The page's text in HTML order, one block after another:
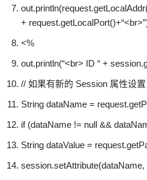
+ request.getLocalPort()+“<br>”
<%
out.println(“<br> ID “ +
// 如果有新的 Session 属性设置
String dataName =
if(dataName != null &&
String dataValue =
session.setAttribute(dataName,